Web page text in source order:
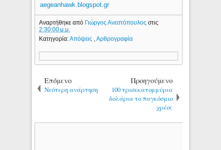
aegeanhawk.blogspot.gr
Αναρτήθηκε από Γιώργος Ανεστόπουλοςστις
2:30:00 μ.μ.
Κατηγορία:Απόψεις ,Αρθρογραφία
Επόμενο
Νεότερη ανάρτηση
Προηγούμενο
100 τρισεκατομμύρια
δολάρια το παγκόσμιο
χρέος